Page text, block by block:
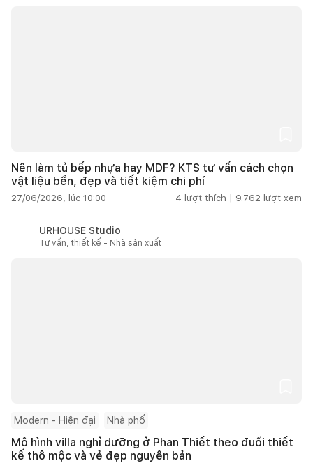
Nên làm tủ bếp nhựa hay MDF? KTS tư vấn cách chọn
vật liệu bền, đẹp và tiết kiệm chi phí
27/06/2026, lúc 10:00 4 lượt thích | 9.762 lượt xem
URHOUSE Studio
Tư vấn, thiết kế - Nhà sản xuất
Modern - Hiện đại Nhà phố
Mô hình villa nghỉ dưỡng ở Phan Thiết theo đuổi thiết
kế thô mộc và vẻ đẹp nguyên bản